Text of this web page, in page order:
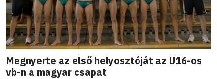
Megnyerte az első helyosztóját az U16-os
vb-n a magyar csapat